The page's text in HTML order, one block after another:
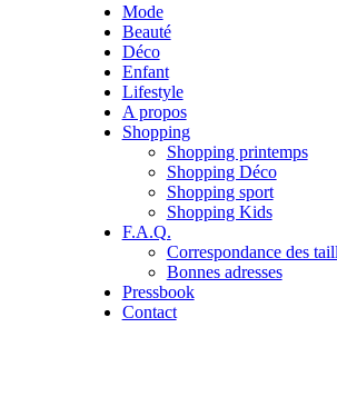
Mode
Beauté
Déco
Enfant
Lifestyle
A propos
Shopping
Shopping printemps
Shopping Déco
Shopping sport
Shopping Kids
F.A.Q.
Correspondance des
Bonnes adresses
Pressbook
Contact